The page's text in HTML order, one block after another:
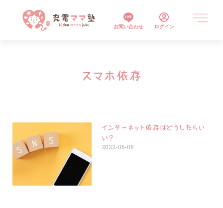
お問い合わせ ログイン
スマホ依存
インターネット依存はどうしたらい
い？
2022-06-06